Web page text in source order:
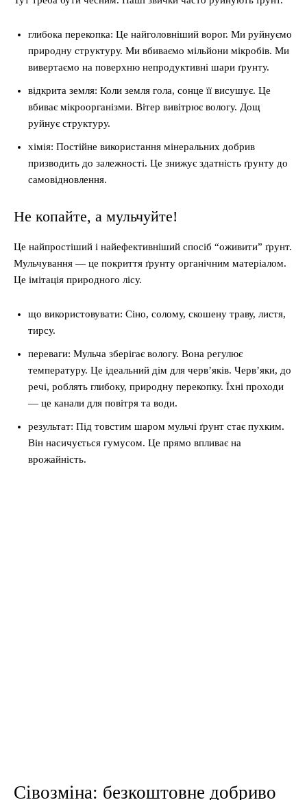
глибока перекопка: Це найголовніший ворог. Ми руйнуємо
природну структуру. Ми вбиваємо мільйони мікробів. Ми
вивертаємо на поверхню непродуктивні шари ґрунту.
відкрита земля: Коли земля гола, сонце її висушує. Це
вбиває мікроорганізми. Вітер вивітрює вологу. Дощ
руйнує структуру.
хімія: Постійне використання мінеральних добрив
призводить до залежності. Це знижує здатність ґрунту до
самовідновлення.
Не копайте, а мульчуйте!
Це найпростіший і найефективніший спосіб “оживити” ґрунт.
Мульчування — це покриття ґрунту органічним матеріалом.
Це імітація природного лісу.
що використовувати: Сіно, солому, скошену траву, листя,
тирсу.
переваги: Мульча зберігає вологу. Вона регулює
температуру. Це ідеальний дім для черв’яків. Черв’яки, до
речі, роблять глибоку, природну перекопку. Їхні проходи
— це канали для повітря та води.
результат: Під товстим шаром мульчі ґрунт стає пухким.
Він насичується гумусом. Це прямо впливає на
врожайність.
Сівозміна: безкоштовне добриво